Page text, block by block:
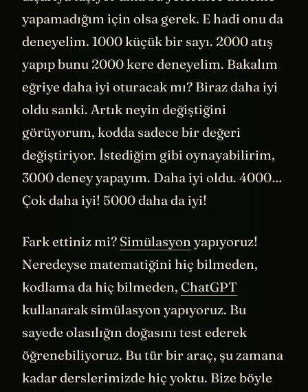
dışarıya taşıyor ama bu yeterince deneme
yapamadığım için olsa gerek. E hadi onu da
deneyelim. 1000 küçük bir sayı. 2000 atış
yapıp bunu 2000 kere deneyelim. Bakalım
eğriye daha iyi oturacak mı? Biraz daha iyi
oldu sanki. Artık neyin değiştiğini
görüyorum, kodda sadece bir değeri
değiştiriyor. İstediğim gibi oynayabilirim,
3000 deney yapayım. Daha iyi oldu. 4000…
Fark ettiniz mi?Simülasyonyapıyoruz!
Neredeyse matematiğini hiç bilmeden,
kodlama da hiç bilmeden,ChatGPT
kullanarak simülasyon yapıyoruz. Bu
sayede olasılığın doğasını test ederek
öğrenebiliyoruz. Bu tür bir araç, şu zamana